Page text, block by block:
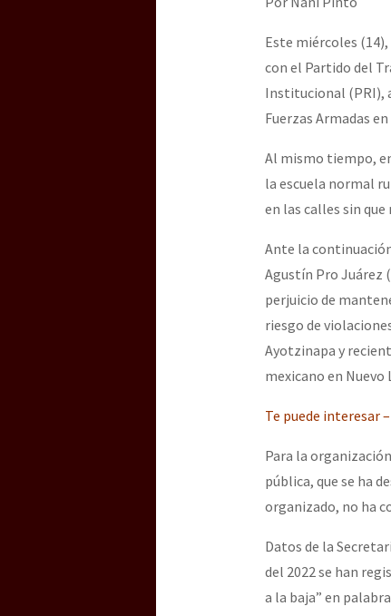
Dia 2 do Encontro
Dia 1: Encontro
“Sonhando a Terra
Se o México sabe,
[25 abr – CDMX]
Este miércoles
con el Partido del
Institucional (PRI),
Fuerzas Armadas
Al mismo tiempo,
la escuela normal
en las calles sin
Ante la
Agustín Pro Juárez
perjuicio de
riesgo de
Ayotzinapa y
mexicano en Nuevo
Te puede interesar
Para la
pública, que se ha
organizado, no ha
Datos de la
del 2022 se han
a la baja” en